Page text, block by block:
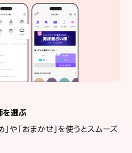
を選ぶ
」や「おまかせ」を使うとスムーズ